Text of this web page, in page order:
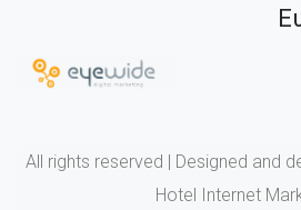
All rights reserved | Designed and
Hotel Internet